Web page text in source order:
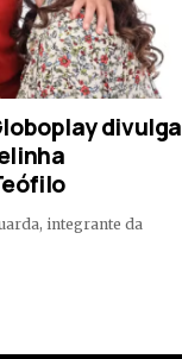
divulga
integrante da